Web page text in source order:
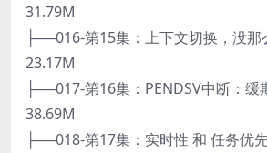
31.79M
├──016-第15集：上下文切换，没
23.17M
├──017-第16集：PENDSV中断：
38.69M
├──018-第17集：实时性 和 任务优